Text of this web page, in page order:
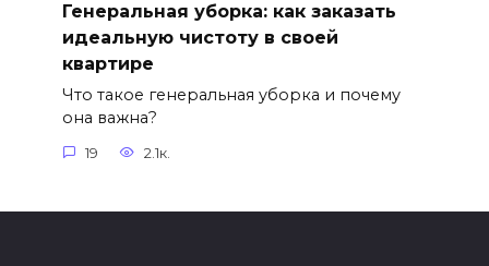
Генеральная уборка: как заказать
идеальную чистоту в своей
квартире
Что такое генеральная уборка и почему
она важна?
19 2.1к.